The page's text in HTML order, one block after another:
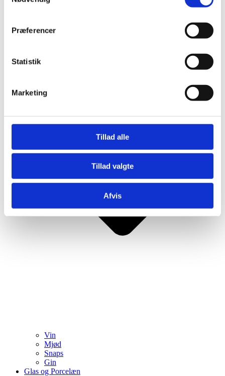
Præferencer
Statistik
Marketing
Tillad alle
Tillad valgte
Afvis
Vin
Mjød
Snaps
Gin
Glas og Porcelæn